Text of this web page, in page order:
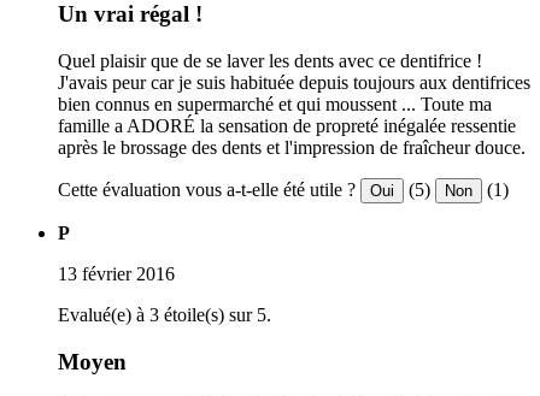
Un vrai régal !
Quel plaisir que de se laver les dents avec ce dentifrice !
J'avais peur car je suis habituée depuis toujours aux dentifrices
bien connus en supermarché et qui moussent ... Toute ma
famille a ADORÉ la sensation de propreté inégalée ressentie
après le brossage des dents et l'impression de fraîcheur douce.
Cette évaluation vous a-t-elle été utile ? Oui (5) Non (1)
P
13 février 2016
Evalué(e) à 3 étoile(s) sur 5.
Moyen